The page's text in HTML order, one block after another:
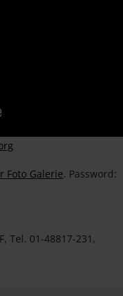
Foto Galerie. Password:
Tel. 01-48817-231,